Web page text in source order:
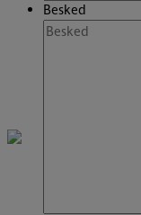
Besked